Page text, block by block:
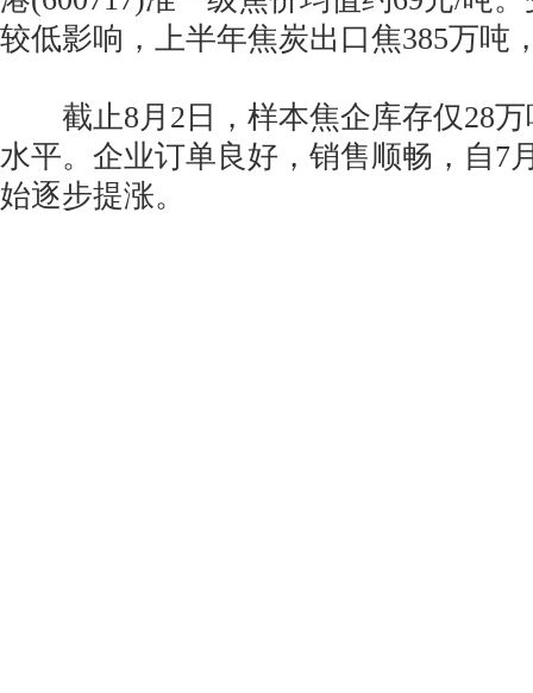
较低影响，上半年焦炭出口焦385万吨
截止8月2日，样本焦企库存仅28万
水平。企业订单良好，销售顺畅，自7
始逐步提涨。